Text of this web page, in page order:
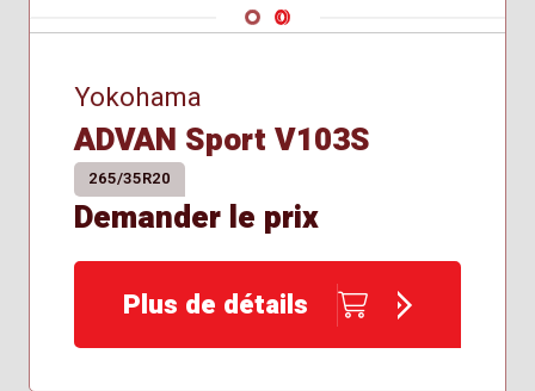
Navigate 1
Navigate 2
Yokohama
ADVAN Sport V103S
265/35R20
Demander le prix
Plus de détails